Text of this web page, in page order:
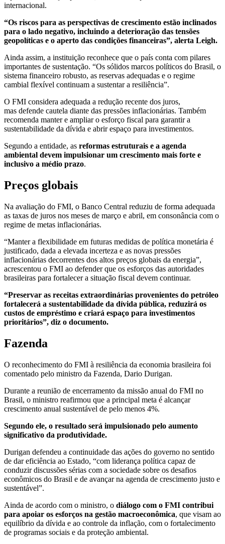
internacional.
“Os riscos para as perspectivas de crescimento estão inclinados
para o lado negativo, incluindo a deterioração das tensões
geopolíticas e o aperto das condições financeiras”, alerta Leigh.
Ainda assim, a instituição reconhece que o país conta com pilares
importantes de sustentação. “Os sólidos marcos políticos do Brasil, o
sistema financeiro robusto, as reservas adequadas e o regime
cambial flexível continuam a sustentar a resiliência”.
O FMI considera adequada a redução recente dos juros,
mas defende cautela diante das pressões inflacionárias. Também
recomenda manter e ampliar o esforço fiscal para garantir a
sustentabilidade da dívida e abrir espaço para investimentos.
Segundo a entidade, as reformas estruturais e a agenda
ambiental devem impulsionar um crescimento mais forte e
inclusivo a médio prazo.
Preços globais
Na avaliação do FMI, o Banco Central reduziu de forma adequada
as taxas de juros nos meses de março e abril, em consonância com o
regime de metas inflacionárias.
“Manter a flexibilidade em futuras medidas de política monetária é
justificado, dada a elevada incerteza e as novas pressões
inflacionárias decorrentes dos altos preços globais da energia”,
acrescentou o FMI ao defender que os esforços das autoridades
brasileiras para fortalecer a situação fiscal devem continuar.
“Preservar as receitas extraordinárias provenientes do petróleo
fortalecerá a sustentabilidade da dívida pública, reduzirá os
custos de empréstimo e criará espaço para investimentos
prioritários”, diz o documento.
Fazenda
O reconhecimento do FMI à resiliência da economia brasileira foi
comentado pelo ministro da Fazenda, Dario Durigan.
Durante a reunião de encerramento da missão anual do FMI no
Brasil, o ministro reafirmou que a principal meta é alcançar
crescimento anual sustentável de pelo menos 4%.
Segundo ele, o resultado será impulsionado pelo aumento
significativo da produtividade.
Durigan defendeu a continuidade das ações do governo no sentido
de dar eficiência ao Estado, “com liderança política capaz de
conduzir discussões sérias com a sociedade sobre os desafios
econômicos do Brasil e de avançar na agenda de crescimento justo e
sustentável”.
Ainda de acordo com o ministro, o diálogo com o FMI contribui
para apoiar os esforços na gestão macroeconômica, que visam ao
equilíbrio da dívida e ao controle da inflação, com o fortalecimento
de programas sociais e da proteção ambiental.